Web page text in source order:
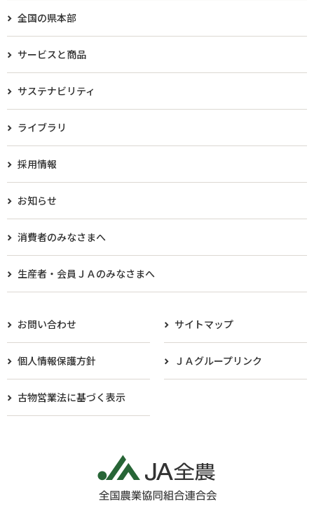
全国の県本部
サービスと商品
サステナビリティ
ライブラリ
採用情報
お知らせ
消費者のみなさまへ
生産者・会員ＪＡのみなさまへ​
お問い合わせ サイトマップ
個人情報保護方針 ＪＡグループリンク
古物営業法に基づく表示